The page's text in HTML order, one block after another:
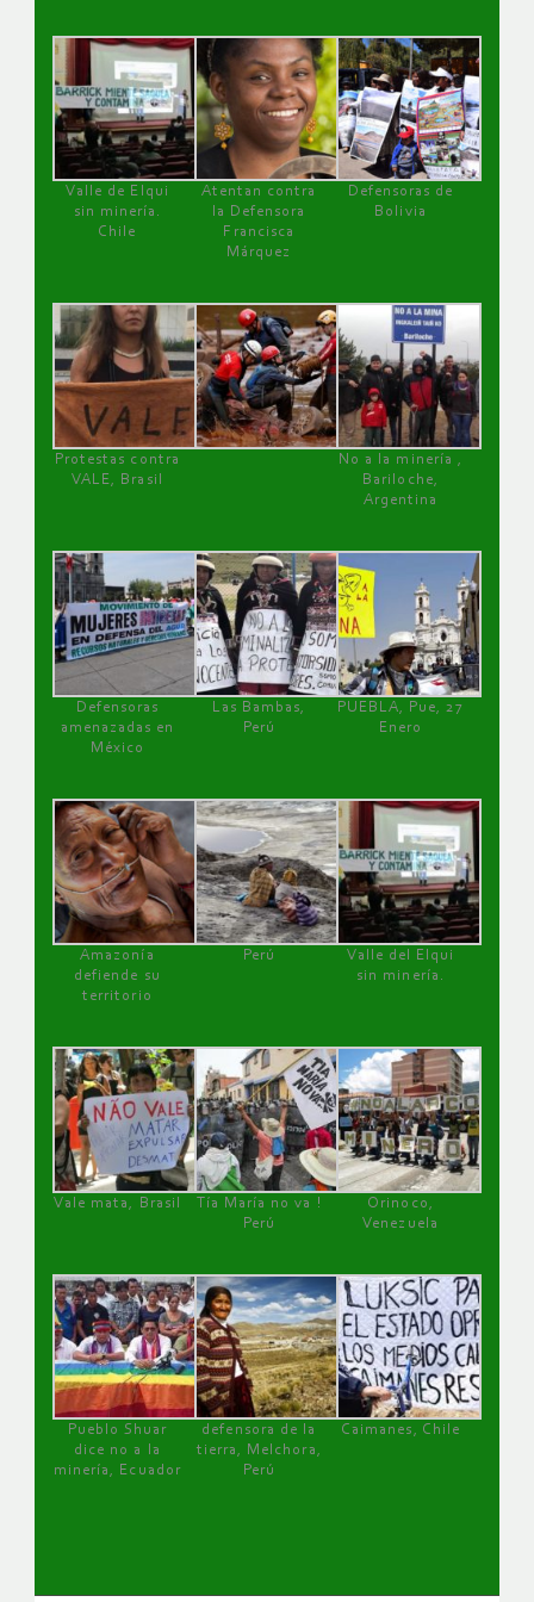
Valle de Elqui
sin minería.
Chile
Atentan contra
la Defensora
Francisca
Márquez
Defensoras de
Bolivia
Protestas contra
VALE, Brasil
No a la minería ,
Bariloche,
Argentina
Defensoras
amenazadas en
México
Las Bambas,
Perú
PUEBLA, Pue, 27
Enero
Amazonía
defiende su
territorio
Perú
Valle del Elqui
sin minería.
Vale mata, Brasil
Tía María no va !
Perú
Orinoco,
Venezuela
Pueblo Shuar
dice no a la
minería, Ecuador
defensora de la
tierra, Melchora,
Perú
Caimanes, Chile